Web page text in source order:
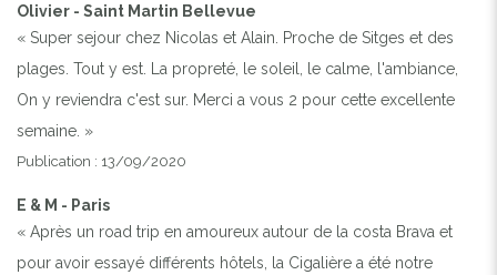
Olivier - Saint Martin Bellevue
« Super sejour chez Nicolas et Alain. Proche de Sitges et des
plages. Tout y est. La propreté, le soleil, le calme, l'ambiance,
On y reviendra c'est sur. Merci a vous 2 pour cette excellente
semaine. »
Publication : 13/09/2020
E & M - Paris
« Après un road trip en amoureux autour de la costa Brava et
pour avoir essayé différents hôtels, la Cigalière a été notre